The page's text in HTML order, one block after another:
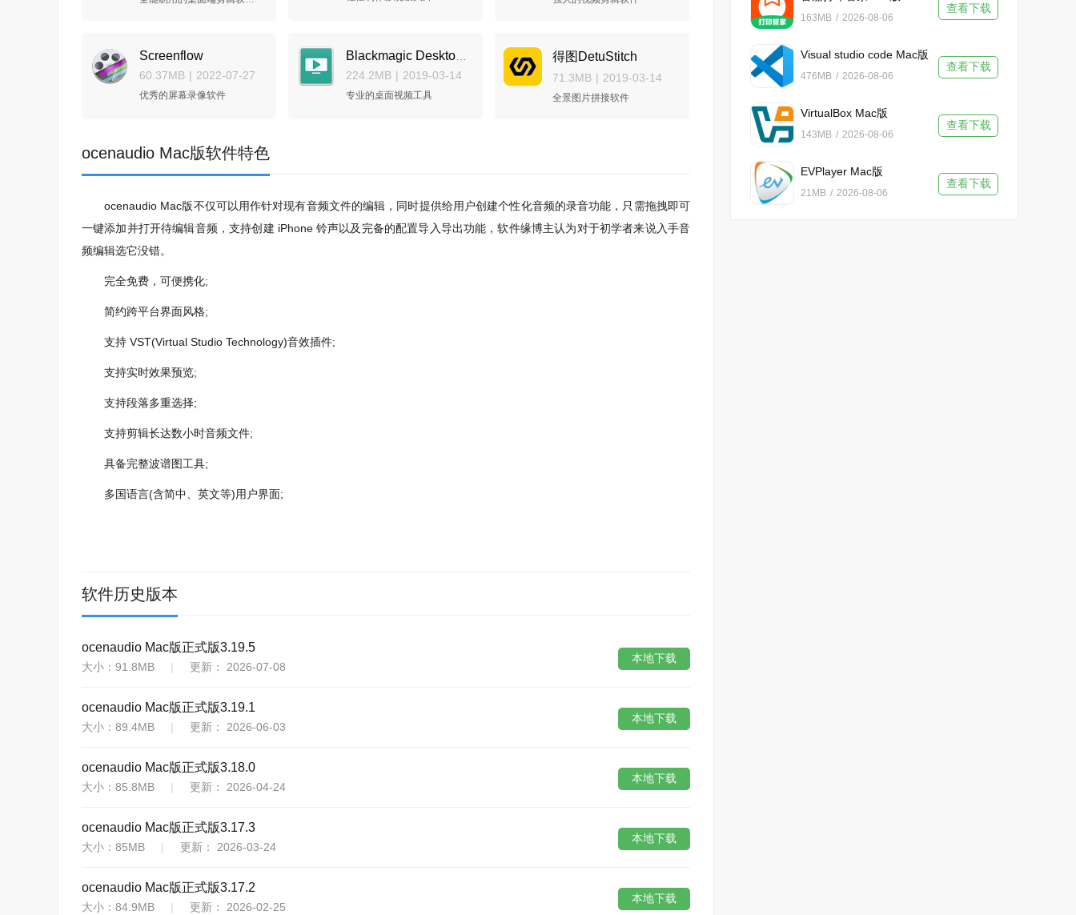
Screenflow
60.37MB | 2022-07-27
优秀的屏幕录像软件
224.2MB | 2019-03-14
专业的桌面视频工具
得图DetuStitch
71.3MB | 2019-03-14
全景图片拼接软件
ocenaudio Mac版软件特色
ocenaudio Mac版不仅可以用作针对现有音频文件的编辑，同时提供给用户创建个性化音频的录音功能，只需拖拽即可
一键添加并打开待编辑音频，支持创建 iPhone 铃声以及完备的配置导入导出功能，软件缘博主认为对于初学者来说入手音
频编辑选它没错。
完全免费，可便携化;
简约跨平台界面风格;
支持 VST(Virtual Studio Technology)音效插件;
支持实时效果预览;
支持段落多重选择;
支持剪辑长达数小时音频文件;
具备完整波谱图工具;
多国语言(含简中、英文等)用户界面;
软件历史版本
ocenaudio Mac版正式版3.19.5
大小：91.8MB | 更新： 2026-07-08
本地下载
ocenaudio Mac版正式版3.19.1
大小：89.4MB | 更新： 2026-06-03
本地下载
ocenaudio Mac版正式版3.18.0
大小：85.8MB | 更新： 2026-04-24
本地下载
ocenaudio Mac版正式版3.17.3
大小：85MB | 更新： 2026-03-24
本地下载
ocenaudio Mac版正式版3.17.2
大小：84.9MB | 更新： 2026-02-25
本地下载
163MB / 2026-08-06
查看下载
Visual studio code Mac版
476MB / 2026-08-06
查看下载
VirtualBox Mac版
143MB / 2026-08-06
查看下载
EVPlayer Mac版
21MB / 2026-08-06
查看下载